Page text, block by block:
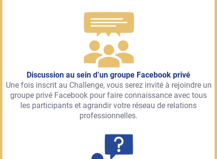
Discussion au sein d’un groupe Facebook privé
Une fois inscrit au Challenge, vous serez invité à rejoindre un
groupe privé Facebook pour faire connaissance avec tous
les participants et agrandir votre réseau de relations
professionnelles.